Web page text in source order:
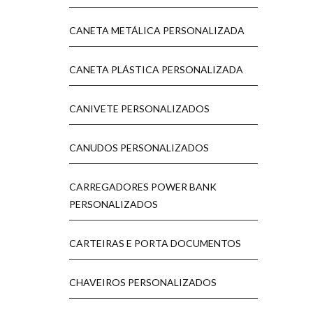
CANETA METÁLICA PERSONALIZADA
CANETA PLÁSTICA PERSONALIZADA
CANIVETE PERSONALIZADOS
CANUDOS PERSONALIZADOS
CARREGADORES POWER BANK
PERSONALIZADOS
CARTEIRAS E PORTA DOCUMENTOS
CHAVEIROS PERSONALIZADOS